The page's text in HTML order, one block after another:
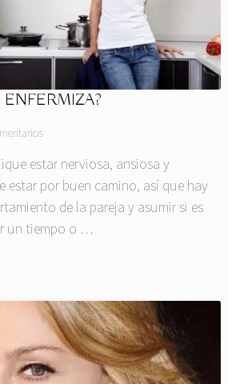
ENFERMIZA?
estar nerviosa, ansiosa y
estar por buen camino, así que hay
de la pareja y asumir si es
un tiempo o …